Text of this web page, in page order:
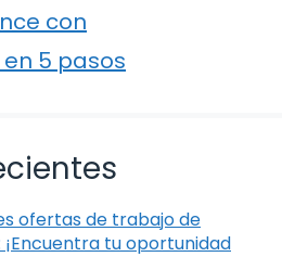
con
5 pasos
ofertas de trabajo de
tu oportunidad